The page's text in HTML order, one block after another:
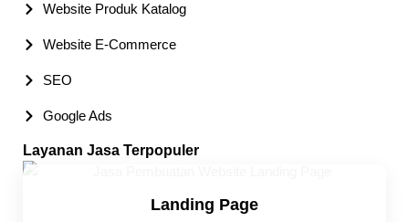
Website Produk Katalog
Website E-Commerce
SEO
Google Ads
Layanan Jasa Terpopuler
Landing Page